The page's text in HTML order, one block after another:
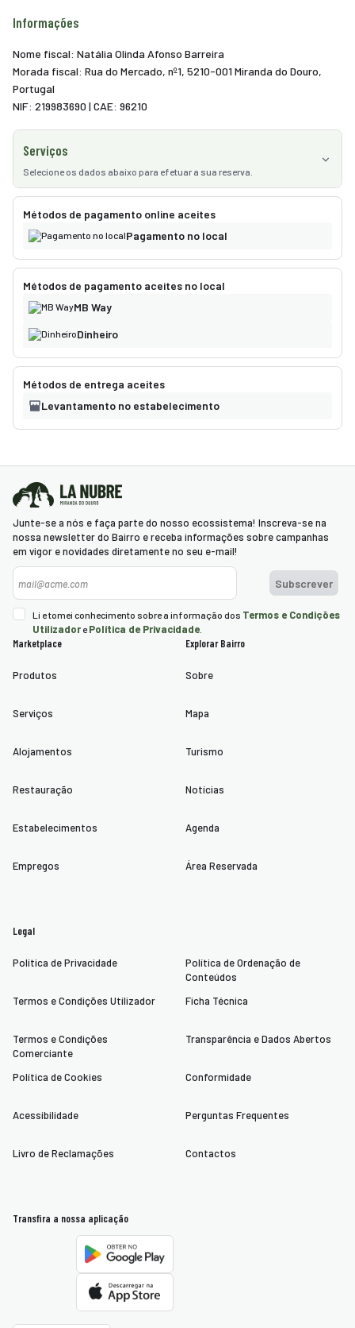
Informações
Nome fiscal: Natália Olinda Afonso Barreira
Morada fiscal: Rua do Mercado, nº1, 5210-001 Miranda do Douro,
Portugal
NIF: 219983690 | CAE: 96210
Serviços
Selecione os dados abaixo para efetuar a sua reserva.
Serviços
Pedimos desculpa, não foram encontrados resultados.
As ofertas baseiam-se na hora, na data e no número de clientes e podem
variar à medida que continua o processo de reserva.
Métodos de pagamento online aceites
Pagamento no local
Métodos de pagamento aceites no local
MB Way
Dinheiro
Métodos de entrega aceites
Levantamento no estabelecimento
Junte-se a nós e faça parte do nosso ecossistema! Inscreva-se na
nossa newsletter do Bairro e receba informações sobre campanhas
em vigor e novidades diretamente no seu e-mail!
Subscrever
Li e tomei conhecimento sobre a informação dos Termos e Condições
Utilizador ePolítica de Privacidade
Marketplace
Produtos
Serviços
Alojamentos
Restauração
Estabelecimentos
Empregos
Explorar Bairro
Sobre
Mapa
Turismo
Notícias
Agenda
Área Reservada
Legal
Política de Privacidade
Termos e Condições Utilizador
Termos e Condições
Comerciante
Política de Cookies
Acessibilidade
Livro de Reclamações
Política de Ordenação de
Conteúdos
Ficha Técnica
Transparência e Dados Abertos
Conformidade
Perguntas Frequentes
Contactos
Transfira a nossa aplicação